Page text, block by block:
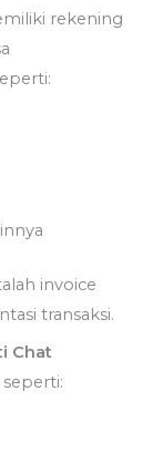
rekening
invoice
transaksi.
Chat